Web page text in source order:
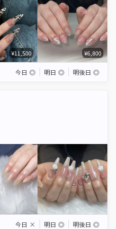
¥11,500 ¥6,800
今日 ◎ 明日 ◎ 明後日 ◎
今日 × 明日 ◎ 明後日 ◎